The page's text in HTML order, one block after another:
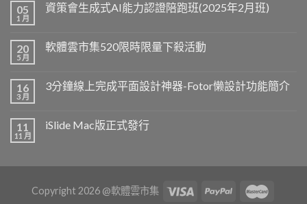
05
1 月
資策會生成式AI能力認證陪跑班(2025年2月班)
20
5 月
軟體雲市集520限時限量下殺活動
16
3 月
3分鐘線上完成平面設計神器-Fotor懒設計功能簡介
11
11 月
iSlide Mac版正式發行
Copyright 2026 @軟體雲市集